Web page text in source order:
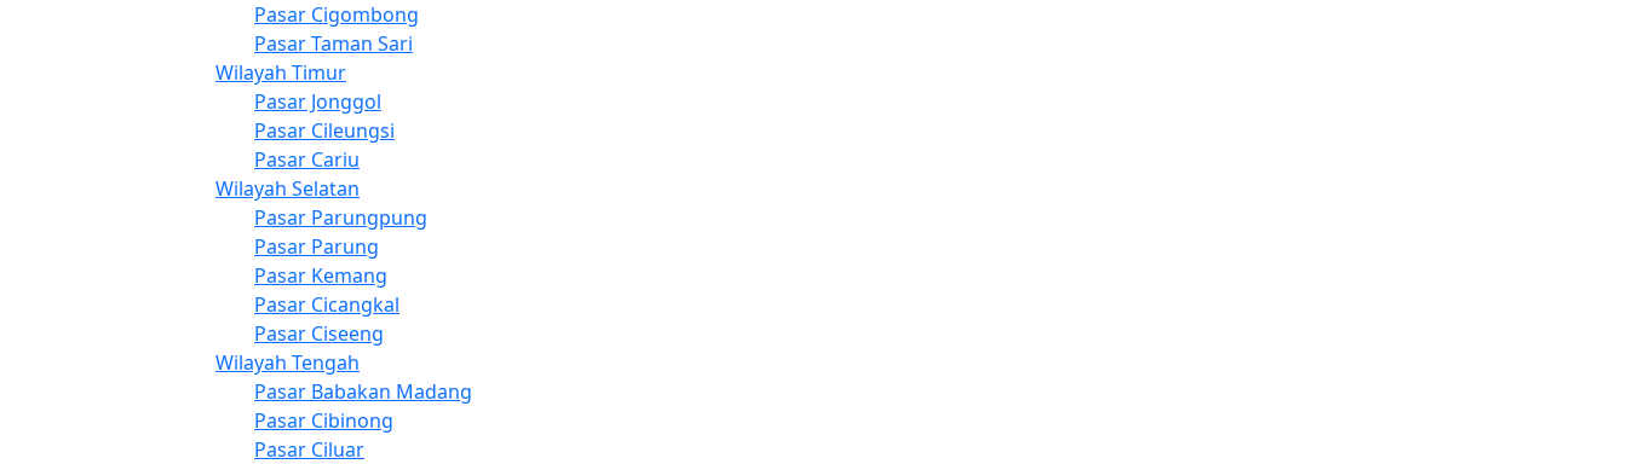
Pasar Cigombong
Pasar Taman Sari
Wilayah Timur
Pasar Jonggol
Pasar Cileungsi
Pasar Cariu
Wilayah Selatan
Pasar Parungpung
Pasar Parung
Pasar Kemang
Pasar Cicangkal
Pasar Ciseeng
Wilayah Tengah
Pasar Babakan Madang
Pasar Cibinong
Pasar Ciluar